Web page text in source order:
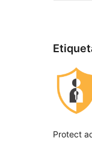
Protect